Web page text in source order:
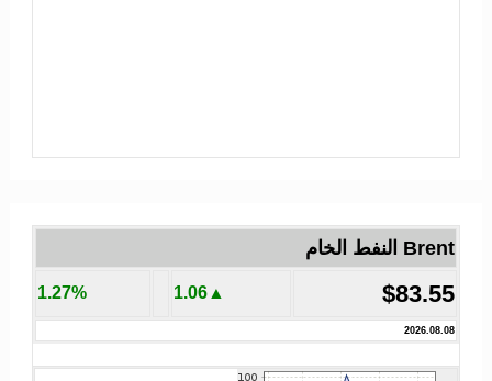
Brent النفط الخام
$83.55
▲1.06
1.27%
2026.08.08